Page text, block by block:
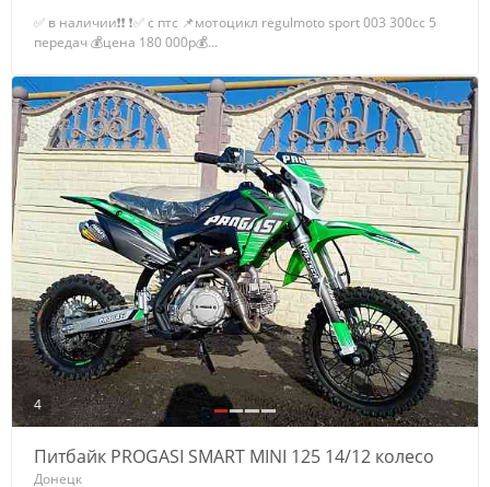
✅ в наличии❗❗ ❗✅ с птс 📌мотоцикл regulmoto sport 003 300сс 5
передач 💰цена 180 000р💰...
4
Питбайк PROGASI SMART MINI 125 14/12 колесо
Донецк